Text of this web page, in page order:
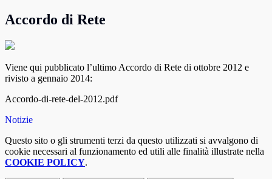
Accordo di Rete
Viene qui pubblicato l’ultimo Accordo di Rete di ottobre 2012 e
rivisto a gennaio 2014:
Accordo-di-rete-del-2012.pdf
Notizie
Questo sito o gli strumenti terzi da questo utilizzati si avvalgono di
cookie necessari al funzionamento ed utili alle finalità illustrate nella
COOKIE POLICY.